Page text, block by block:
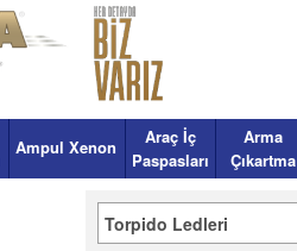
Ampul Xenon
Araç İç
Paspasları
Arma
Çıkartma
Torpido Ledleri